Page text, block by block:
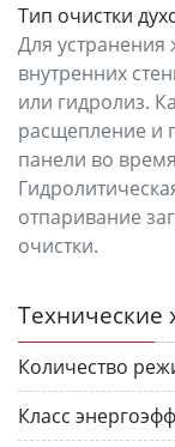
Тип очистки
Для устранения
внутренних
или гидролиз.
расщепление и
панели во
отпаривание
очистки.
Технические
Количество
Класс